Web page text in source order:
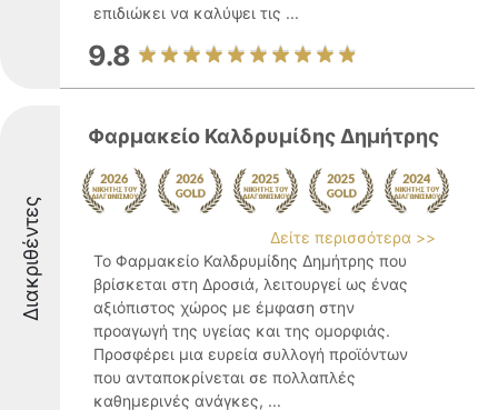
επιδιώκει να καλύψει τις ...
9.8
Διακριθέντες
Φαρμακείο Καλδρυμίδης Δημήτρης
Δείτε περισσότερα >>
Το Φαρμακείο Καλδρυμίδης Δημήτρης που
βρίσκεται στη Δροσιά, λειτουργεί ως ένας
αξιόπιστος χώρος με έμφαση στην
προαγωγή της υγείας και της ομορφιάς.
Προσφέρει μια ευρεία συλλογή προϊόντων
που ανταποκρίνεται σε πολλαπλές
καθημερινές ανάγκες, ...